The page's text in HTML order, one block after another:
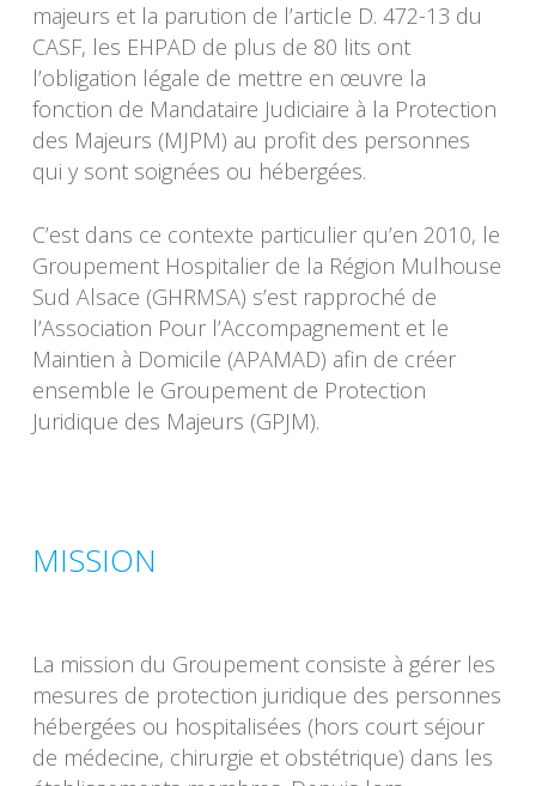
majeurs et la parution de l’article D. 472-13 du
CASF, les EHPAD de plus de 80 lits ont
l’obligation légale de mettre en œuvre la
fonction de Mandataire Judiciaire à la Protection
des Majeurs (MJPM) au profit des personnes
qui y sont soignées ou hébergées.
C’est dans ce contexte particulier qu’en 2010, le
Groupement Hospitalier de la Région Mulhouse
Sud Alsace (GHRMSA) s’est rapproché de
l’Association Pour l’Accompagnement et le
Maintien à Domicile (APAMAD) afin de créer
ensemble le Groupement de Protection
Juridique des Majeurs (GPJM).
MISSION
La mission du Groupement consiste à gérer les
mesures de protection juridique des personnes
hébergées ou hospitalisées (hors court séjour
de médecine, chirurgie et obstétrique) dans les